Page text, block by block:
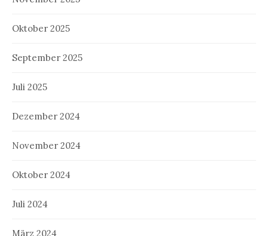
Oktober 2025
September 2025
Juli 2025
Dezember 2024
November 2024
Oktober 2024
Juli 2024
März 2024